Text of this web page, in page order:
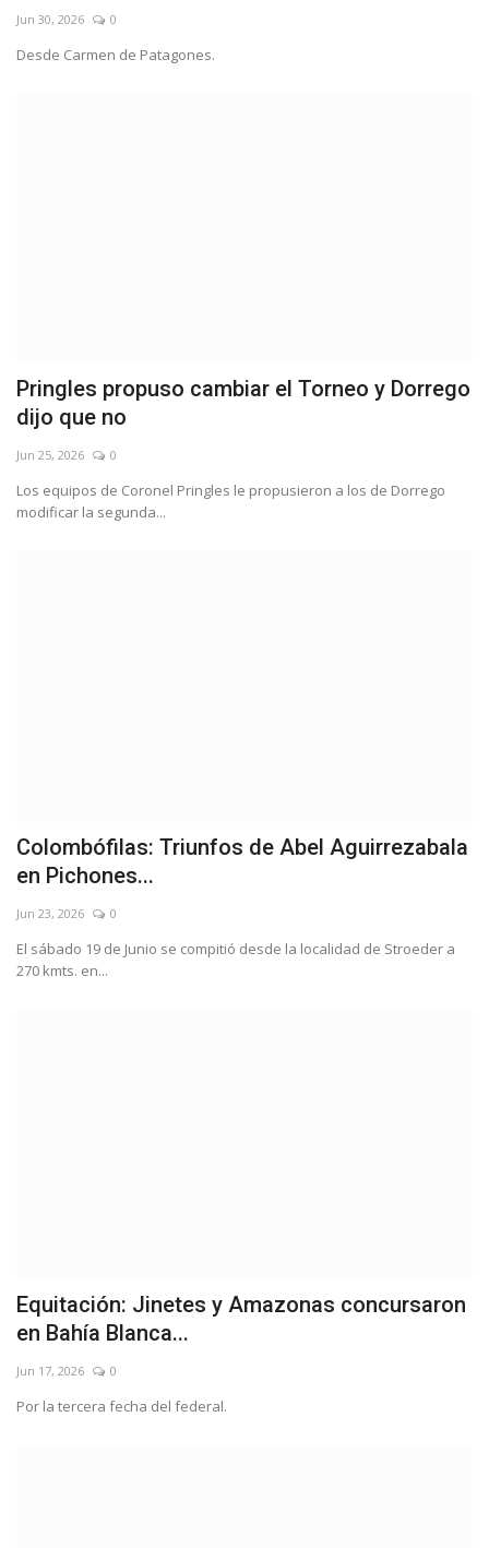
Jun 30, 2026 0
Desde Carmen de Patagones.
Pringles propuso cambiar el Torneo y Dorrego
dijo que no
Jun 25, 2026 0
Los equipos de Coronel Pringles le propusieron a los de Dorrego
modificar la segunda...
Colombófilas: Triunfos de Abel Aguirrezabala
en Pichones...
Jun 23, 2026 0
El sábado 19 de Junio se compitió desde la localidad de Stroeder a
270 kmts. en...
Equitación: Jinetes y Amazonas concursaron
en Bahía Blanca...
Jun 17, 2026 0
Por la tercera fecha del federal.